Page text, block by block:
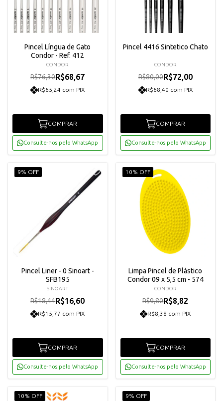
Pincel Língua de Gato
Condor - Ref. 412
CONDOR
R$76,30R$68,67
R$65,24 com PIX
COMPRAR
Consulte-nos pelo WhatsApp
Pincel 4416 Sintetico Chato
CONDOR
R$80,00R$72,00
R$68,40 com PIX
COMPRAR
Consulte-nos pelo WhatsApp
9% OFF
Pincel Liner - 0 Sinoart -
SFB195
SINOART
R$18,44R$16,60
R$15,77 com PIX
COMPRAR
Consulte-nos pelo WhatsApp
10% OFF
Limpa Pincel de Plástico
Condor 09 x 5,5 cm - 574
CONDOR
R$9,80R$8,82
R$8,38 com PIX
COMPRAR
Consulte-nos pelo WhatsApp
10% OFF 9% OFF